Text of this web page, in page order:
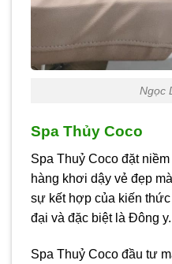
Ngọc
Spa Thủy Coco
Spa Thuỷ Coco đặt
hàng khơi dậy vẻ đẹp
sự kết hợp của kiến
đại và đặc biệt là Đông y.
Spa Thuỷ Coco đầu tư